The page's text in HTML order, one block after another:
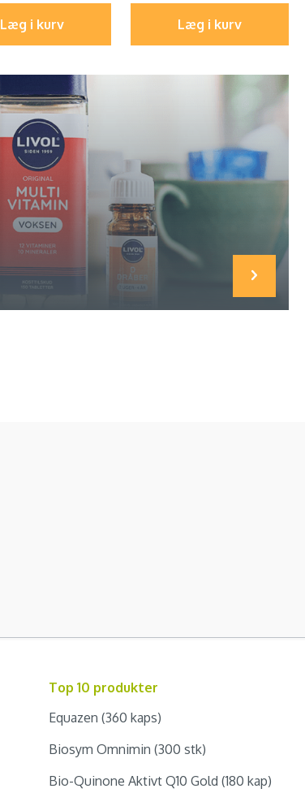
Læg i kurv Læg i kurv
Top 10 produkter
Equazen (360 kaps)
Biosym Omnimin (300 stk)
Bio-Quinone Aktivt Q10 Gold (180 kap)